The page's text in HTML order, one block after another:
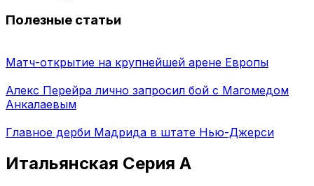
Полезные статьи
Матч-открытие на крупнейшей арене Европы
Алекс Перейра лично запросил бой с Магомедом
Анкалаевым
Главное дерби Мадрида в штате Нью-Джерси
Итальянская Серия А